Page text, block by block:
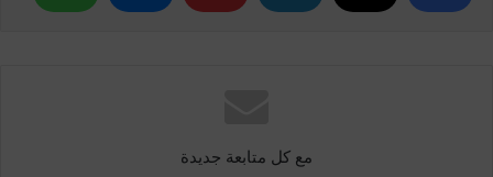
مع كل متابعة جديدة